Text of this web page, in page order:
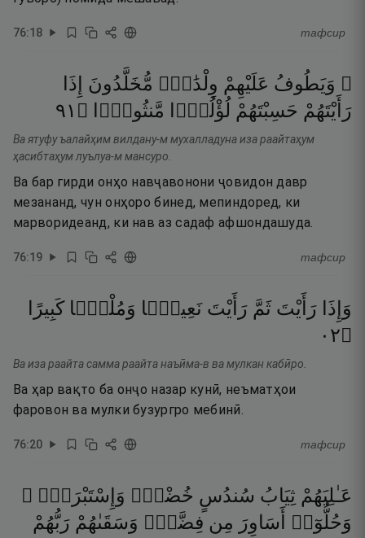
76:18 тафсир
۞ وَيَطُوفُ عَلَيْهِمْ وِلْدَٰنٌۭ مُّخَلَّدُونَ إِذَا
رَأَيْتَهُمْ حَسِبْتَهُمْ لُؤْلُؤًۭا مَّنثُورًۭا ۝ ١٩
Ва ятуфу ъалайҳим вилдану-м мухалладуна иза раайтаҳум
ҳасибтаҳум луълуа-м мансуро.
Ва бар гирди онҳо навҷавонони ҷовидон давр
мезананд, чун онҳоро бинед, мепиндоред, ки
марворидеанд, ки нав аз садаф афшондашуда.
76:19 тафсир
وَإِذَا رَأَيْتَ ثَمَّ رَأَيْتَ نَعِيمًۭا وَمُلْكًۭا كَبِيرًا
۝٢٠
Ва иза раайта самма раайта наъӣма-в ва мулкан кабӣро.
Ва ҳар вақто ба онҷо назар кунӣ, неъматҳои
фаровон ва мулки бузургро мебинӣ.
76:20 тафсир
عَـٰلِيَهُمْ ثِيَابُ سُندُسٍ خُضْرٌۭ وَإِسْتَبْرَقٌۭ ۖ
وَحُلُّوٓا۟
أَسَاوِرَ مِن فِضَّةٍۢ وَسَقَىٰهُمْ رَبُّهُمْ